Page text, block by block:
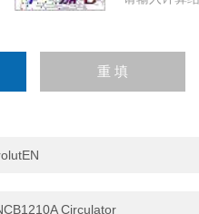
Circulator